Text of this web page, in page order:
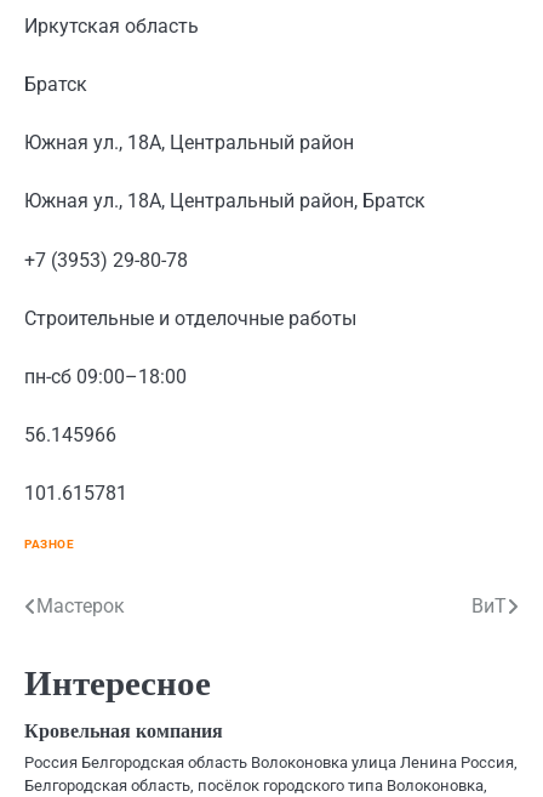
Иркутская область
Братск
Южная ул., 18А, Центральный район
Южная ул., 18А, Центральный район, Братск
+7 (3953) 29-80-78
Строительные и отделочные работы
пн-сб 09:00–18:00
56.145966
101.615781
РАЗНОЕ
Навигация
записям
Мастерок ВиТ
Интересное
Кровельная компания
Россия Белгородская область Волоконовка улица Ленина Россия,
Белгородская область, посёлок городского типа Волоконовка,